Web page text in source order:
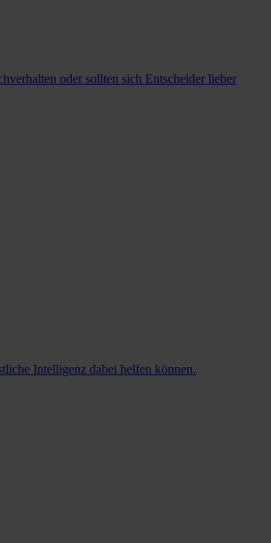
oder sollten sich Entscheider lieber
Intelligenz dabei helfen können.